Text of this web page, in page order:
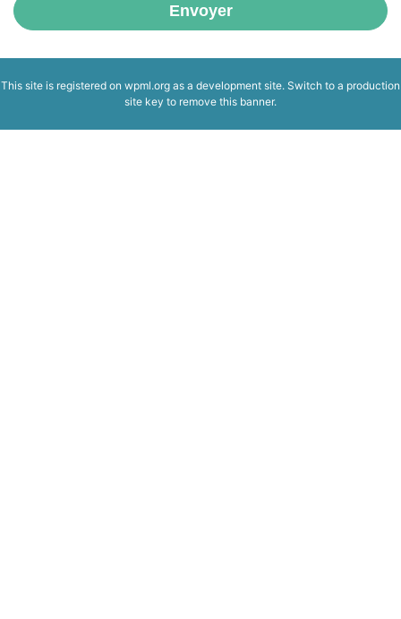
Envoyer
This site is registered on wpml.org as a development site. Switch to a production
site key to remove this banner.